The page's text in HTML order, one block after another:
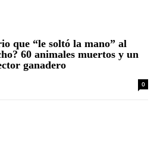
que “le soltó la mano” al
60 animales muertos y un
ganadero
0